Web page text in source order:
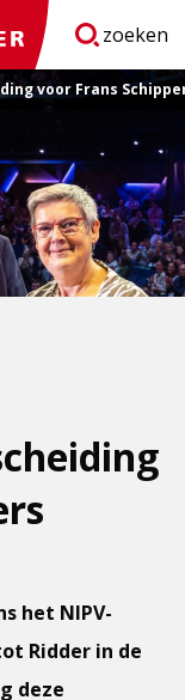
zoeken
voor Frans
het NIPV-
Ridder in de
deze